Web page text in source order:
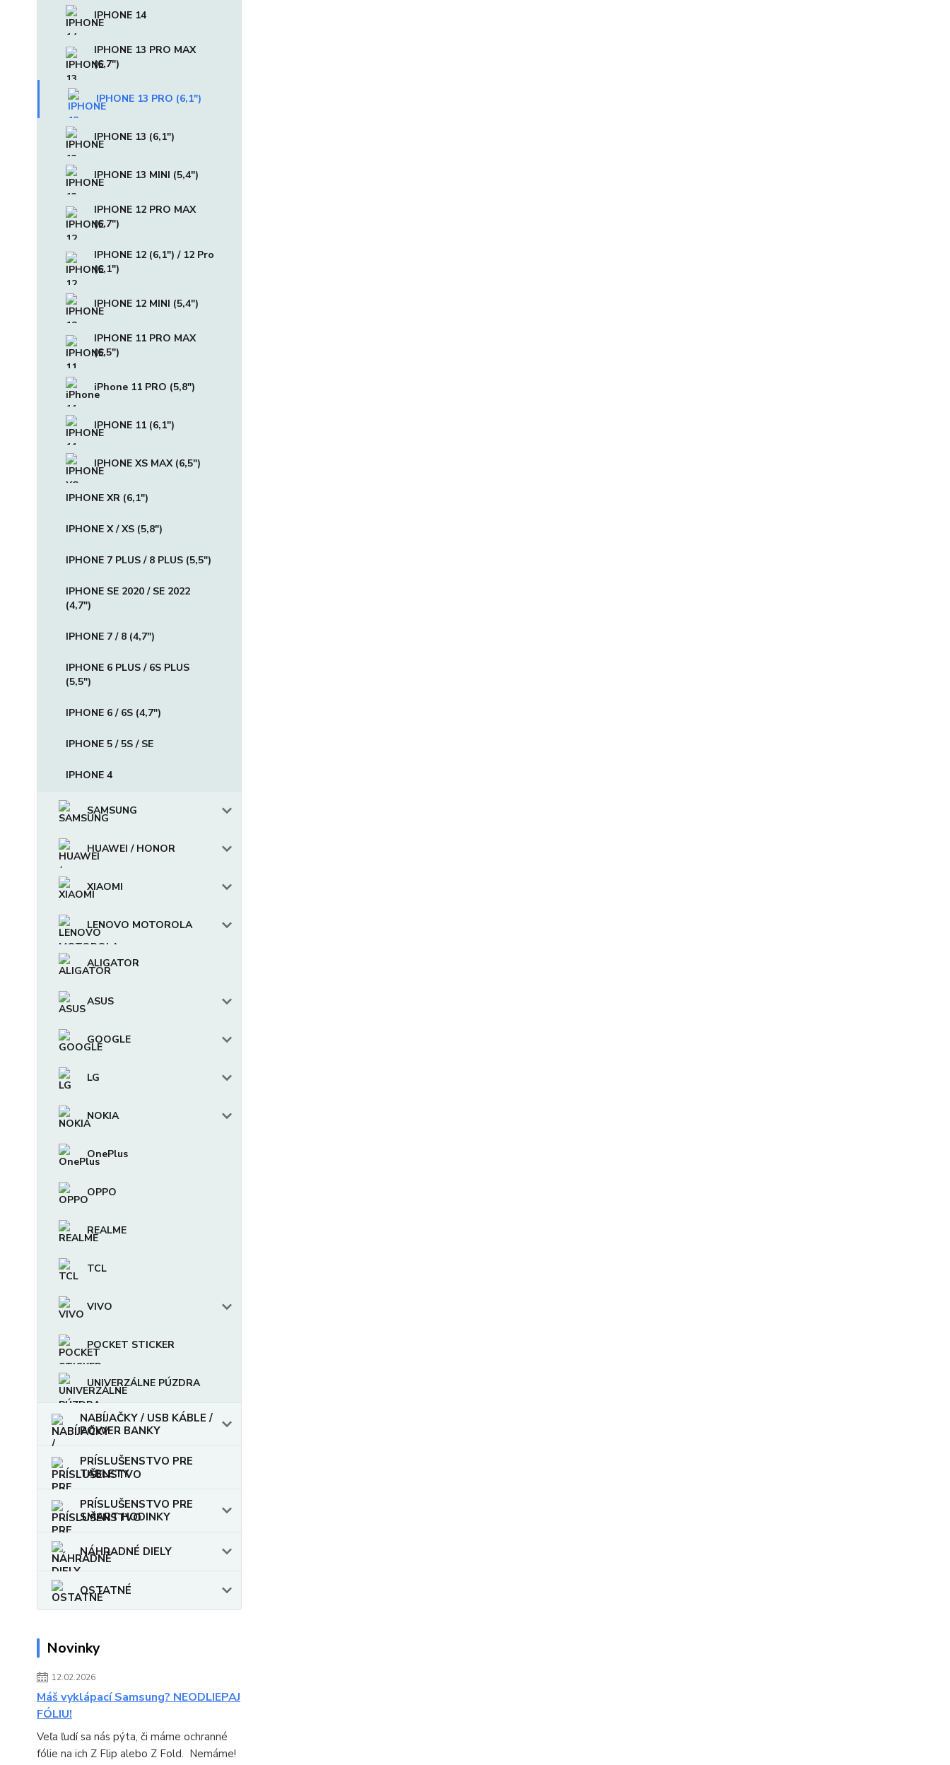
IPHONE 14
IPHONE 13 PRO MAX
(6,7")
IPHONE 13 PRO (6,1")
IPHONE 13 (6,1")
IPHONE 13 MINI (5,4")
IPHONE 12 PRO MAX
(6,7")
IPHONE 12 (6,1") / 12 Pro
(6,1")
IPHONE 12 MINI (5,4")
IPHONE 11 PRO MAX
(6,5")
iPhone 11 PRO (5,8")
IPHONE 11 (6,1")
IPHONE XS MAX (6,5")
IPHONE XR (6,1")
IPHONE X / XS (5,8")
IPHONE 7 PLUS / 8 PLUS (5,5")
IPHONE SE 2020 / SE 2022
(4,7")
IPHONE 7 / 8 (4,7")
IPHONE 6 PLUS / 6S PLUS
(5,5")
IPHONE 6 / 6S (4,7")
IPHONE 5 / 5S / SE
IPHONE 4
SAMSUNG
HUAWEI / HONOR
XIAOMI
LENOVO MOTOROLA
ALIGATOR
ASUS
GOOGLE
LG
NOKIA
OnePlus
OPPO
REALME
TCL
VIVO
POCKET STICKER
UNIVERZÁLNE PÚZDRA
NABÍJAČKY / USB KÁBLE /
POWER BANKY
PRÍSLUŠENSTVO PRE
TABLETY
PRÍSLUŠENSTVO PRE
SMART HODINKY
NÁHRADNÉ DIELY
OSTATNÉ
Novinky
12.02.2026
Máš vyklápací Samsung? NEODLIEPAJ
FÓLIU!
Veľa ľudí sa nás pýta, či máme ochranné
fólie na ich Z Flip alebo Z Fold. Nemáme!